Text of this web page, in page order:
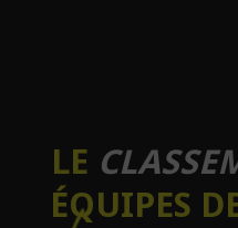
LE
ÉQUIPES